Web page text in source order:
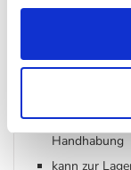
Edelstahlring
einfaches
Handhabung
kann zur